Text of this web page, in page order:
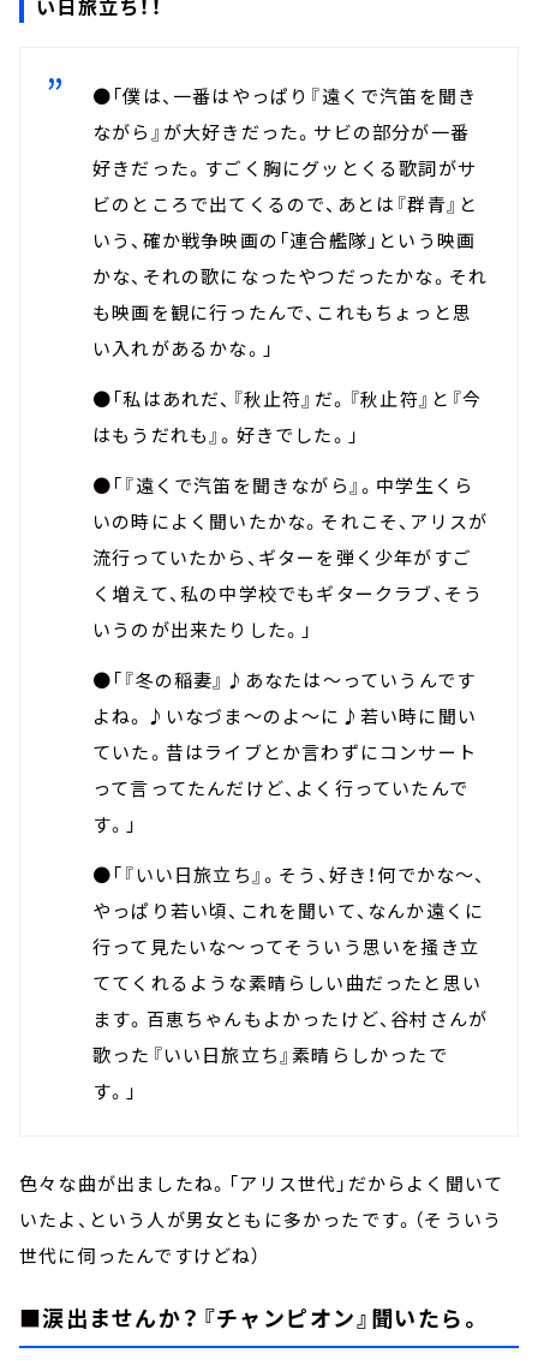
い日旅立ち！！
●「僕は、一番はやっぱり『遠くで汽笛を聞き
ながら』が大好きだった。サビの部分が一番
好きだった。すごく胸にグッとくる歌詞がサ
ビのところで出てくるので、あとは『群青』と
いう、確か戦争映画の「連合艦隊」という映画
かな、それの歌になったやつだったかな。それ
も映画を観に行ったんで、これもちょっと思
い入れがあるかな。」
●「私はあれだ、『秋止符』だ。『秋止符』と『今
はもうだれも』。好きでした。」
●「『遠くで汽笛を聞きながら』。中学生くら
いの時によく聞いたかな。それこそ、アリスが
流行っていたから、ギターを弾く少年がすご
く増えて、私の中学校でもギタークラブ、そう
いうのが出来たりした。」
●「『冬の稲妻』♪あなたは～っていうんです
よね。♪いなづま～のよ～に♪若い時に聞い
ていた。昔はライブとか言わずにコンサート
って言ってたんだけど、よく行っていたんで
す。」
●「『いい日旅立ち』。そう、好き！何でかな～、
やっぱり若い頃、これを聞いて、なんか遠くに
行って見たいな～ってそういう思いを掻き立
ててくれるような素晴らしい曲だったと思い
ます。百恵ちゃんもよかったけど、谷村さんが
歌った『いい日旅立ち』素晴らしかったで
す。」
色々な曲が出ましたね。「アリス世代」だからよく聞いて
いたよ、という人が男女ともに多かったです。（そういう
世代に伺ったんですけどね）
■涙出ませんか？『チャンピオン』聞いたら。